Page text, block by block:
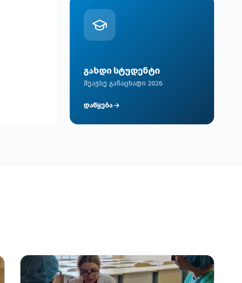
გახდი სტუდენტი
შეავსე განაცხადი 2026
დაწყება